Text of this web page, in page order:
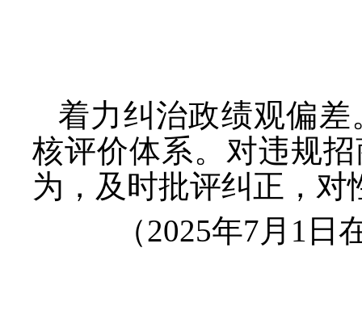
着力纠治政绩观偏
核评价体系。对违规
为，及时批评纠正，
（2025年7月1日